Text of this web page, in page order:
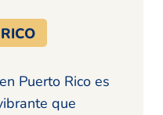
Puerto Rico es
que